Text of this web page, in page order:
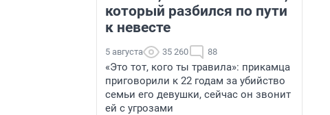
который разбился по пути
к невесте
5 августа 35 260 88
«Это тот, кого ты травила»: прикамца
приговорили к 22 годам за убийство
семьи его девушки, сейчас он звонит
ей с угрозами